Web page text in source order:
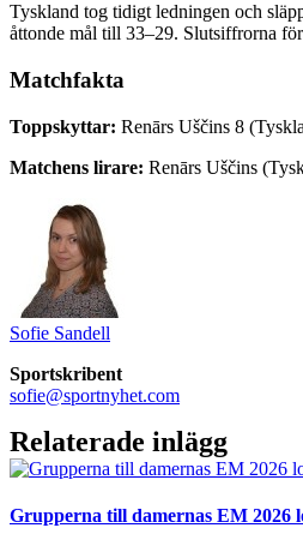
Tyskland tog tidigt ledningen och
åttonde mål till 33–29. Slutsiffrorna
Matchfakta
Toppskyttar: Renārs Uščins 8
Matchens lirare: Renārs Uščins
Sofie Sandell
Sportskribent
sofie@sportnyhet.com
Relaterade inlägg
Grupperna till damernas EM 2026